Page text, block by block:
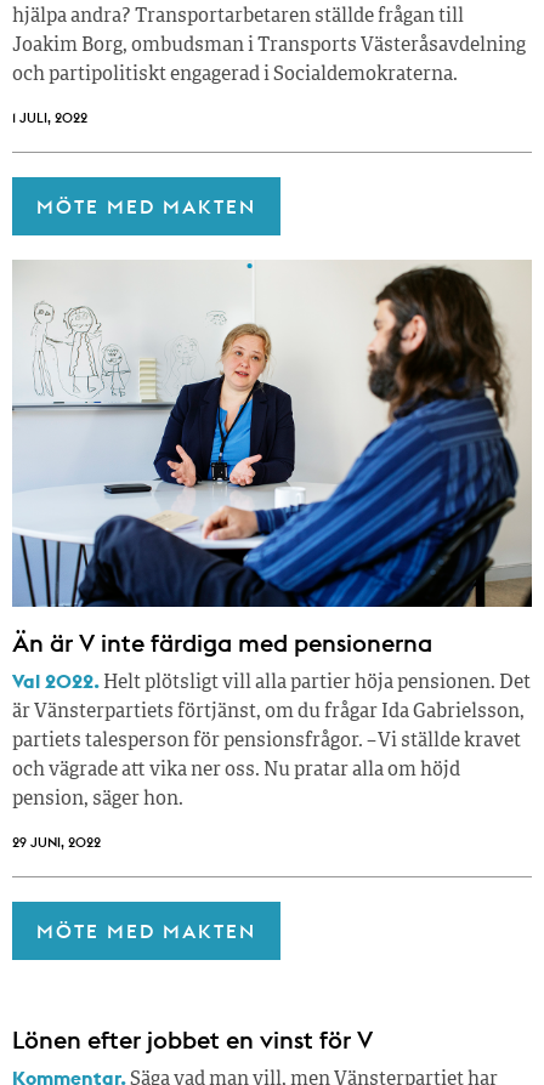
hjälpa andra? Transportarbetaren ställde frågan till
Joakim Borg, ombudsman i Transports Västeråsavdelning
och partipolitiskt engagerad i Socialdemokraterna.
1 JULI, 2022
MÖTE MED MAKTEN
Än är V inte färdiga med pensionerna
Val 2022. Helt plötsligt vill alla partier höja pensionen. Det
är Vänsterpartiets förtjänst, om du frågar Ida Gabrielsson,
partiets talesperson för pensionsfrågor. – Vi ställde kravet
och vägrade att vika ner oss. Nu pratar alla om höjd
pension, säger hon.
29 JUNI, 2022
MÖTE MED MAKTEN
Lönen efter jobbet en vinst för V
Kommentar.Säga vad man vill, men Vänsterpartiet har